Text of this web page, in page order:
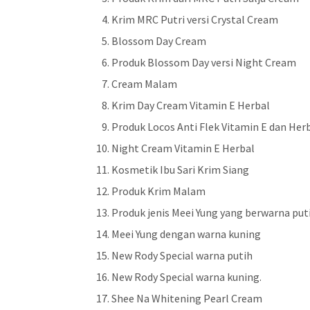
Krim MRC Putri versi Crystal Cream
Blossom Day Cream
Produk Blossom Day versi Night Cream
Cream Malam
Krim Day Cream Vitamin E Herbal
Produk Locos Anti Flek Vitamin E dan
Night Cream Vitamin E Herbal
Kosmetik Ibu Sari Krim Siang
Produk Krim Malam
Produk jenis Meei Yung yang berwarna
Meei Yung dengan warna kuning
New Rody Special warna putih
New Rody Special warna kuning.
Shee Na Whitening Pearl Cream